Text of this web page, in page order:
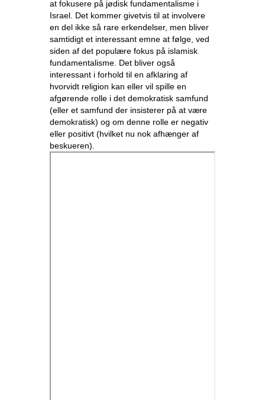
at fokusere på jødisk fundamentalisme i
Israel. Det kommer givetvis til at involvere
en del ikke så rare erkendelser, men bliver
samtidigt et interessant emne at følge, ved
siden af det populære fokus på islamisk
fundamentalisme. Det bliver også
interessant i forhold til en afklaring af
hvorvidt religion kan eller vil spille en
afgørende rolle i det demokratisk samfund
(eller et samfund der insisterer på at være
demokratisk) og om denne rolle er negativ
eller positivt (hvilket nu nok afhænger af
beskueren).